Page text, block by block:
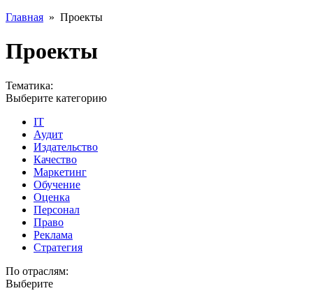
Главная » Проекты
Проекты
Тематика:
Выберите категорию
IT
Аудит
Издательство
Качество
Маркетинг
Обучение
Оценка
Персонал
Право
Реклама
Стратегия
По отраслям:
Выберите